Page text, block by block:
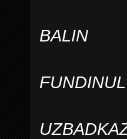
BALIN
FUNDINUL